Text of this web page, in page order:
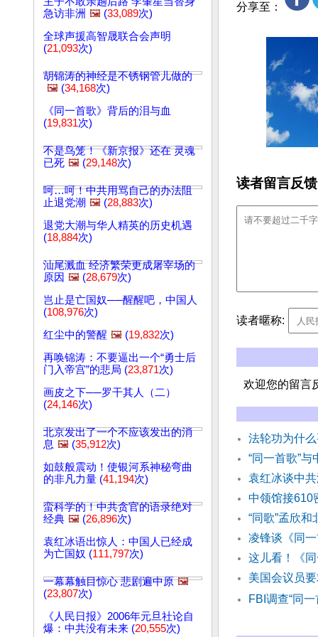
急访非洲 🖼️ (33,089次)
全球声援高智晟联合会声明
(21,093次)
胡锦涛的神经是不锈钢管儿做的
🖼️ (34,168次)
《同一首歌》背后的泪与血
(19,831次)
不是鸟笼！《新京报》还在 灵魂
已死 🖼️ (29,148次)
呵…呵！中共用骂自己的办法阻
止退党潮 🖼️ (28,883次)
退党大潮与华人精英的历史机遇
(18,884次)
汕尾溅血 经济繁荣更成屠宰场的
原因 🖼️ (28,679次)
岂止是亡国奴──醒醒吧，中国人
(108,976次)
红尘中的警醒 🖼️ (19,832次)
再唤锦涛：不要逼出一个“勇士后
门入帝宫”的悲局 (23,871次)
画皮之下──罗干其人（二）
(24,146次)
北京发出了一个不应该发出的消
息 🖼️ (35,912次)
如鼓般震动！使银河系神秘弯曲
的非凡力量 (41,194次)
蛮科学的！中共贪官的语录绝对
经典 🖼️ (26,896次)
袁红冰语出惊人：中国人已经成
为亡国奴 (111,797次)
一幕幕触目惊心 悲剧遍中原 🖼️
(23,807次)
《人民日报》2006年元旦社论自
爆：中共没有未来 (20,555次)
分享至：
读者留言反
读者暱称:
欢迎您的留言
法轮功为什
“同一首歌”
袁红冰谈中
中领馆接610
“同歌”孟欣
凌锋谈《同
这儿看！《
美国会议员
FBI调查“同